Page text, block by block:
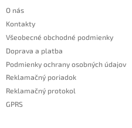
O nás
Kontakty
Všeobecné obchodné podmienky
Doprava a platba
Podmienky ochrany osobných údajov
Reklamačný poriadok
Reklamačný protokol
GPRS